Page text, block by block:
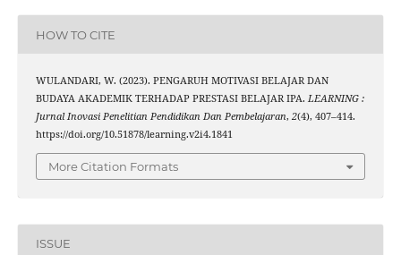
HOW TO CITE
WULANDARI, W. (2023). PENGARUH MOTIVASI BELAJAR DAN
BUDAYA AKADEMIK TERHADAP PRESTASI BELAJAR IPA. LEARNING :
Jurnal Inovasi Penelitian Pendidikan Dan Pembelajaran, 2(4), 407–414.
https://doi.org/10.51878/learning.v2i4.1841
More Citation Formats
ISSUE